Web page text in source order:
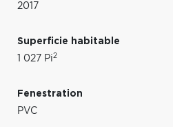
2017
Superficie habitable
1 027 Pi2
Fenestration
PVC